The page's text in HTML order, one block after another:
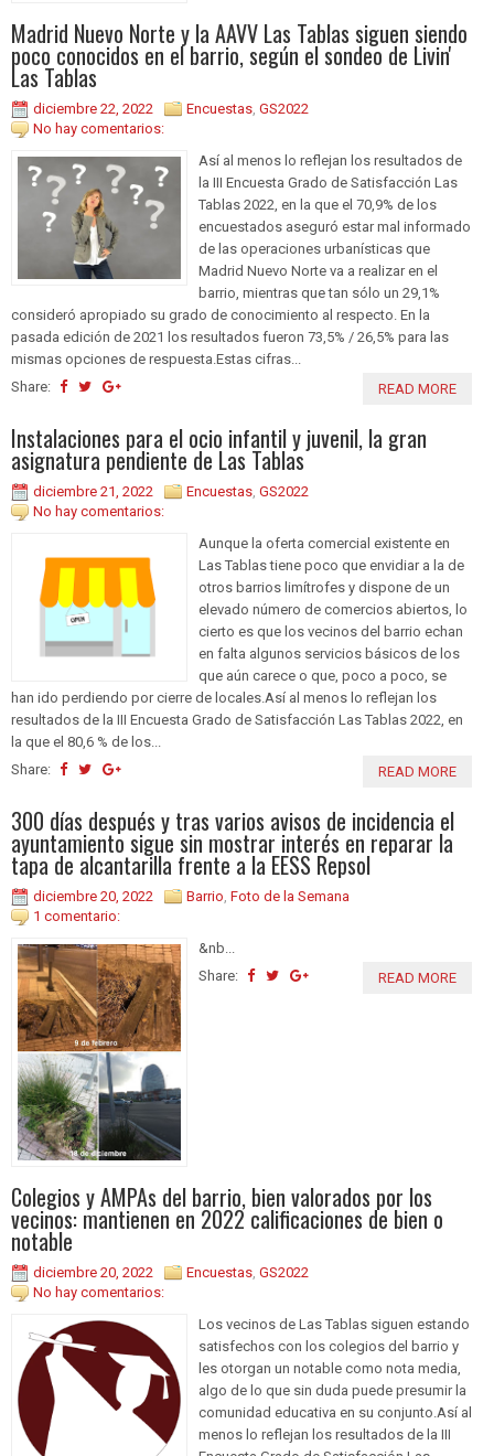
Madrid Nuevo Norte y la AAVV Las Tablas siguen siendo
poco conocidos en el barrio, según el sondeo de Livin'
Las Tablas
diciembre 22, 2022 Encuestas GS2022
No hay comentarios:
Así al menos lo reflejan los resultados de
la III Encuesta Grado de Satisfacción Las
Tablas 2022, en la que el 70,9% de los
encuestados aseguró estar mal informado
de las operaciones urbanísticas que
Madrid Nuevo Norte va a realizar en el
barrio, mientras que tan sólo un 29,1%
consideró apropiado su grado de conocimiento al respecto. En la
pasada edición de 2021 los resultados fueron 73,5% / 26,5% para las
mismas opciones de respuesta.Estas cifras...
Share:
READ MORE
Instalaciones para el ocio infantil y juvenil, la gran
asignatura pendiente de Las Tablas
diciembre 21, 2022 Encuestas GS2022
No hay comentarios:
Aunque la oferta comercial existente en
Las Tablas tiene poco que envidiar a la de
otros barrios limítrofes y dispone de un
elevado número de comercios abiertos, lo
cierto es que los vecinos del barrio echan
en falta algunos servicios básicos de los
que aún carece o que, poco a poco, se
han ido perdiendo por cierre de locales.Así al menos lo reflejan los
resultados de la III Encuesta Grado de Satisfacción Las Tablas 2022, en
la que el 80,6 % de los...
Share:
READ MORE
300 días después y tras varios avisos de incidencia el
ayuntamiento sigue sin mostrar interés en reparar la
tapa de alcantarilla frente a la EESS Repsol
diciembre 20, 2022 Barrio Foto de la Semana
1 comentario:
&nb...
Share:
READ MORE
Colegios y AMPAs del barrio, bien valorados por los
vecinos: mantienen en 2022 calificaciones de bien o
notable
diciembre 20, 2022 Encuestas, GS2022
No hay comentarios:
Los vecinos de Las Tablas siguen estando
satisfechos con los colegios del barrio y
les otorgan un notable como nota media,
algo de lo que sin duda puede presumir la
comunidad educativa en su conjunto.Así al
menos lo reflejan los resultados de la III